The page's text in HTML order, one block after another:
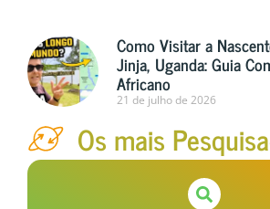
Como Visitar a
Jinja, Uganda: Guia
Africano
21 de julho de 2026
Os mais